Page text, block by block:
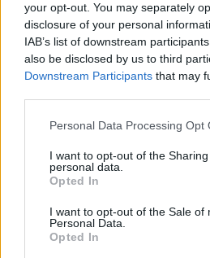
your opt-out. You may separately
disclosure of your personal
IAB’s list of downstream
also be disclosed by us to third
Downstream Participants that may
Personal Data Processing Opt
I want to opt-out of the
personal data.
Opted In
I want to opt-out of the Sale of
Personal Data.
Opted In
Σχετικά Άρθρα